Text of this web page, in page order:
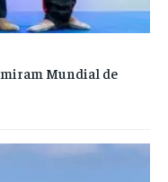
Mundial de